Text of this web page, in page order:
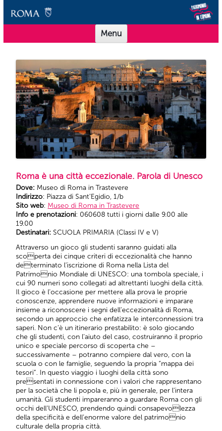
Scuole Musei in Comune Roma
Offerta didattica per le scuole dei Musei in Comune Roma
Menu
Vai al contenuto
Roma è una città eccezionale. Parola di Unesco
Dove: Museo di Roma in Trastevere
Indirizzo: Piazza di Sant’Egidio, 1/b
Sito web: Museo di Roma in Trastevere
Info e prenotazioni: 060608 tutti i giorni dalle 9.00 alle
19.00
Destinatari: SCUOLA PRIMARIA (Classi IV e V)
Attraverso un gioco gli studenti saranno guidati alla
scoperta dei cinque criteri di eccezionalità che hanno
determinato l’iscrizione di Roma nella Lista del
Patrimonio Mondiale di UNESCO: una tombola speciale, i
cui 90 numeri sono collegati ad altrettanti luoghi della città.
Il gioco è l’occasione per mettere alla prova le proprie
conoscenze, apprendere nuove informazioni e imparare
insieme a riconoscere i segni dell’eccezionalità di Roma,
secondo un approccio che enfatizza le interconnessioni tra
saperi. Non c’è un itinerario prestabilito: è solo giocando
che gli studenti, con l’aiuto del caso, costruiranno il proprio
unico e speciale percorso di scoperta che –
successivamente – potranno compiere dal vero, con la
scuola o con le famiglie, seguendo la propria “mappa dei
tesori”. In questo viaggio i luoghi della città sono
presentati in connessione con i valori che rappresentano
per la società che li popola e, più in generale, per l’intera
umanità. Gli studenti impareranno a guardare Roma con gli
occhi dell’UNESCO, prendendo quindi consapevolezza
della specificità e dell’enorme valore del patrimonio
culturale della propria città.